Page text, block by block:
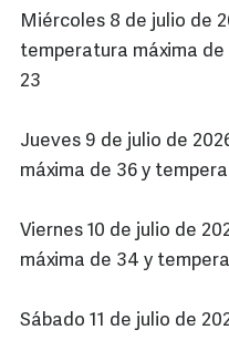
Miércoles 8 de julio de
temperatura máxima
23
Jueves 9 de julio de
máxima de 36 y
Viernes 10 de julio de
máxima de 34 y
Sábado 11 de julio de